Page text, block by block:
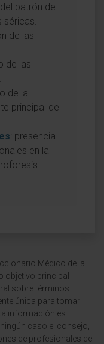
patrón de
de las
de las
de la
principal del
: presencia
en la
Médico de la
objetivo principal
sobre términos
única para tomar
información es
caso el consejo,
de profesionales de